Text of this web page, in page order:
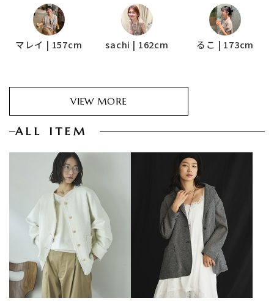
マレイ | 157cm sachi | 162cm るこ | 173cm
VIEW MORE
ALL ITEM